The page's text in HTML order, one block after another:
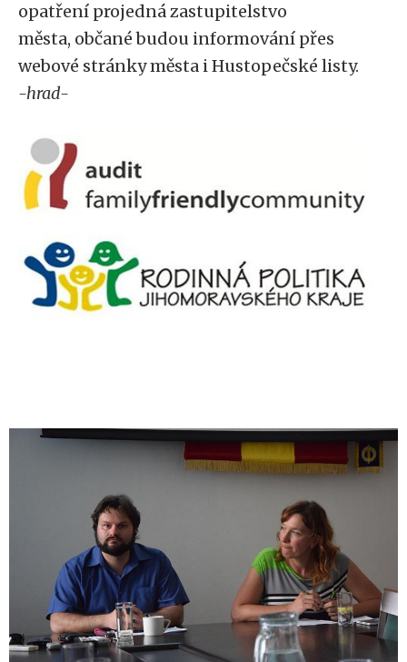
opatření projedná zastupitelstvo
města, občané budou informování přes
webové stránky města i Hustopečské listy.
-hrad-